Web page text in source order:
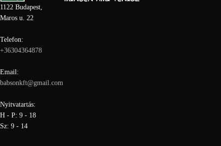
1122 Budapest,
Maros u. 22
Telefon:
+36304364878
Email:
babsonkft@gmail.com
Nyitvatartás:
H - P: 9 - 18
Sz: 9 - 14